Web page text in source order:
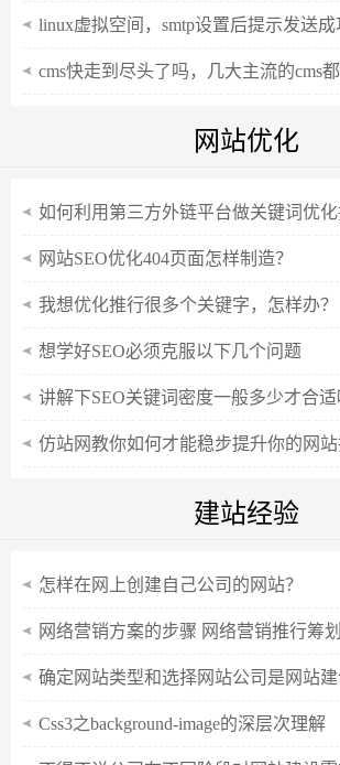
linux虚拟空间，smtp设置后提示发送成
cms快走到尽头了吗，几大主流的cms
网站优化
如何利用第三方外链平台做关键词优化
网站SEO优化404页面怎样制造？
我想优化推行很多个关键字，怎样办？
想学好SEO必须克服以下几个问题
讲解下SEO关键词密度一般多少才合适
仿站网教你如何才能稳步提升你的网站
建站经验
怎样在网上创建自己公司的网站？
网络营销方案的步骤 网络营销推行筹
确定网站类型和选择网站公司是网站
的两件事。
Css3之background-image的深层次理解